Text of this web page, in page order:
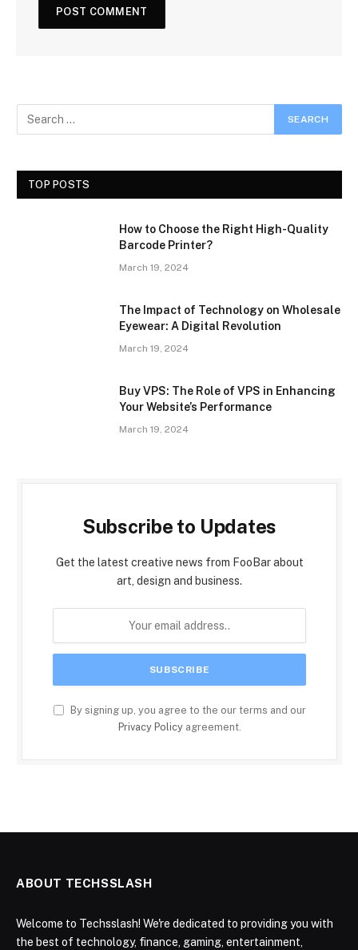
TOP POSTS
How to Choose the Right High-Quality
Barcode Printer?
March 19, 2024
The Impact of Technology on Wholesale
Eyewear: A Digital Revolution
March 19, 2024
Buy VPS: The Role of VPS in Enhancing
Your Website’s Performance
March 19, 2024
Subscribe to Updates
Get the latest creative news from FooBar about
art, design and business.
By signing up, you agree to the our terms and our
Privacy Policyagreement.
ABOUT TECHSSLASH
Welcome to Techsslash! We're dedicated to providing you with
the best of technology, finance, gaming, entertainment,